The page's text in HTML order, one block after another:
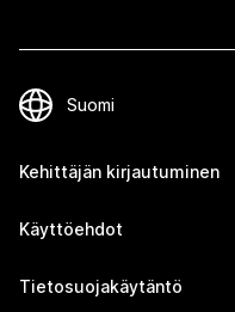
Kehittäjän kirjautuminen
Käyttöehdot
Tietosuojakäytäntö